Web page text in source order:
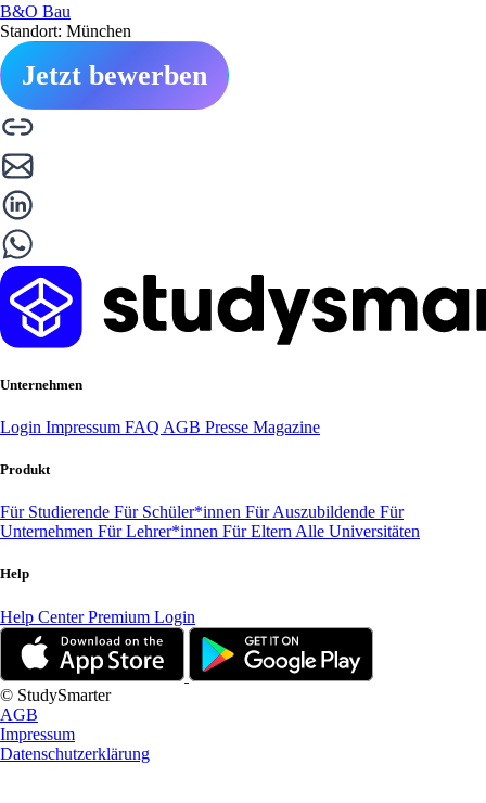
B&O Bau
Standort: München
Jetzt bewerben
Unternehmen
Login Impressum FAQ AGB Presse Magazine
Produkt
Für Studierende Für Schüler*innen Für Auszubildende Für
Unternehmen Für Lehrer*innen Für Eltern Alle Universitäten
Help
Help CenterPremium Login
© StudySmarter
AGB
Impressum
Datenschutzerklärung